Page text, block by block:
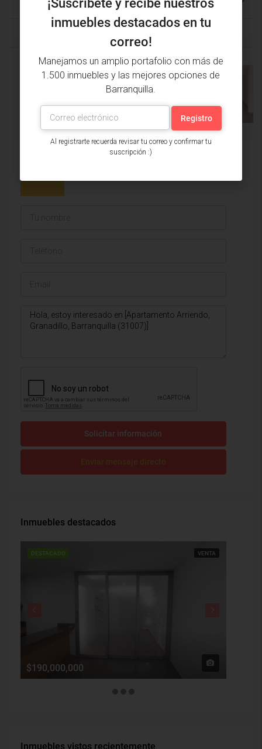
PROPIEDAD
ANTERIOR
PRÓXIMA
Issa Saieh Inmobiliaria
Solicitar información
Inmuebles destacados
DESTACADO VENTA
$190,000,000
Inmuebles vistos recientemente
¡Suscríbete y recibe nuestros
inmuebles destacados en tu
correo!
Manejamos un amplio portafolio con más de
1.500 inmuebles y las mejores opciones de
Barranquilla.
Al registrarte recuerda revisar tu correo y confirmar tu
suscripción :)